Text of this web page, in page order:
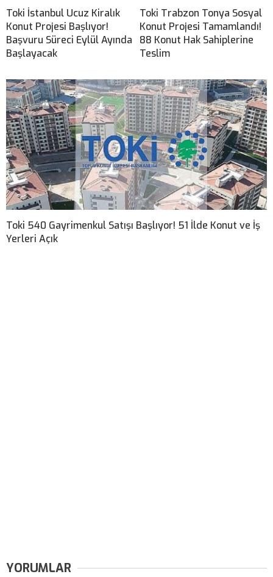
Toki İstanbul Ucuz Kiralık
Konut Projesi Başlıyor!
Başvuru Süreci Eylül Ayında
Başlayacak
Toki Trabzon Tonya Sosyal
Konut Projesi Tamamlandı!
88 Konut Hak Sahiplerine
Teslim
Toki 540 Gayrimenkul Satışı Başlıyor! 51 İlde Konut ve İş
Yerleri Açık
YORUMLAR